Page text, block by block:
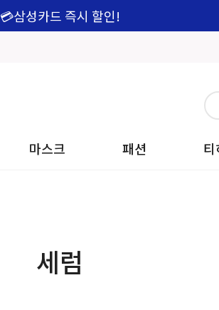
💳삼성카드 즉시 할인!
마스크 패션 티
세럼